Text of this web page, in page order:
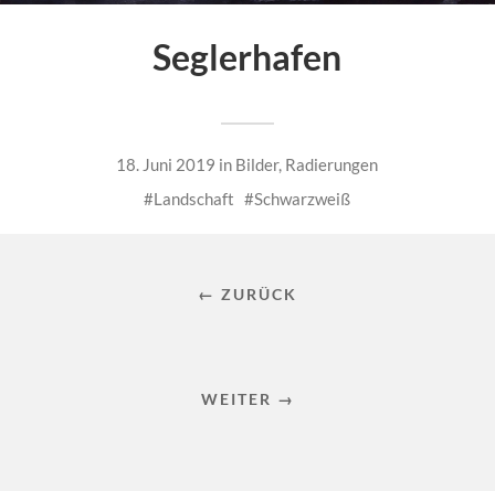
Seglerhafen
18. Juni 2019 in Bilder, Radierungen
Landschaft
Schwarzweiß
← ZURÜCK
WEITER →